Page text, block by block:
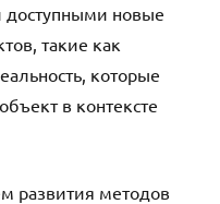
доступными новые
такие как
которые
в контексте
развития методов